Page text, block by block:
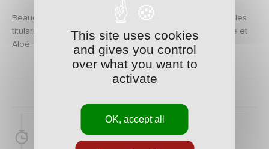
Beaucoup de changements dans le onze de départ avec les
titularisations d'Umbdenstock, Dacosta, Deaux, Cropanese et
Aloé.
Belkaïd frappe du gauche de vingt mètres sur
This site uses cookies
and gives you control
over what you want to
activate
OK, accept all